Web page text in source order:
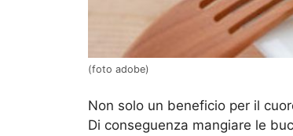
(foto adobe)
Non solo un beneficio per il
Di conseguenza mangiare le